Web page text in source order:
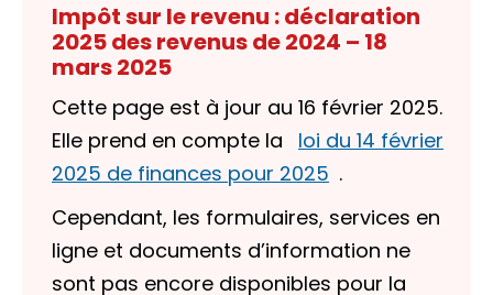
Impôt sur le revenu : déclaration
2025 des revenus de 2024 – 18
mars 2025
Cette page est à jour au 16 février 2025.
Elle prend en compte la
loi du 14 février
2025 de finances pour 2025 .
Cependant, les formulaires, services en
ligne et documents d’information ne
sont pas encore disponibles pour la